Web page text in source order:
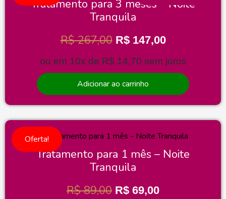
Tratamento para 3 meses – Noite
Tranquila
R$267,00 R$147,00
ou em 10x de R$14,70 sem juros
Adicionar ao carrinho
Oferta!
Tratamento para 1 mês – Noite
Tranquila
R$89,00 R$ 69,00